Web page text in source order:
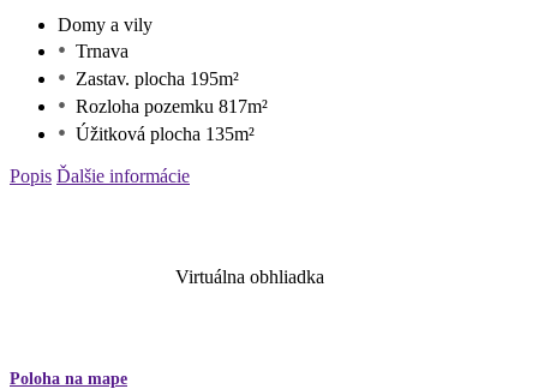
Domy a vily
Trnava
Zastav. plocha 195m²
Rozloha pozemku 817m²
Úžitková plocha 135m²
Popis Ďalšie informácie
Virtuálna obhliadka
Poloha na mape